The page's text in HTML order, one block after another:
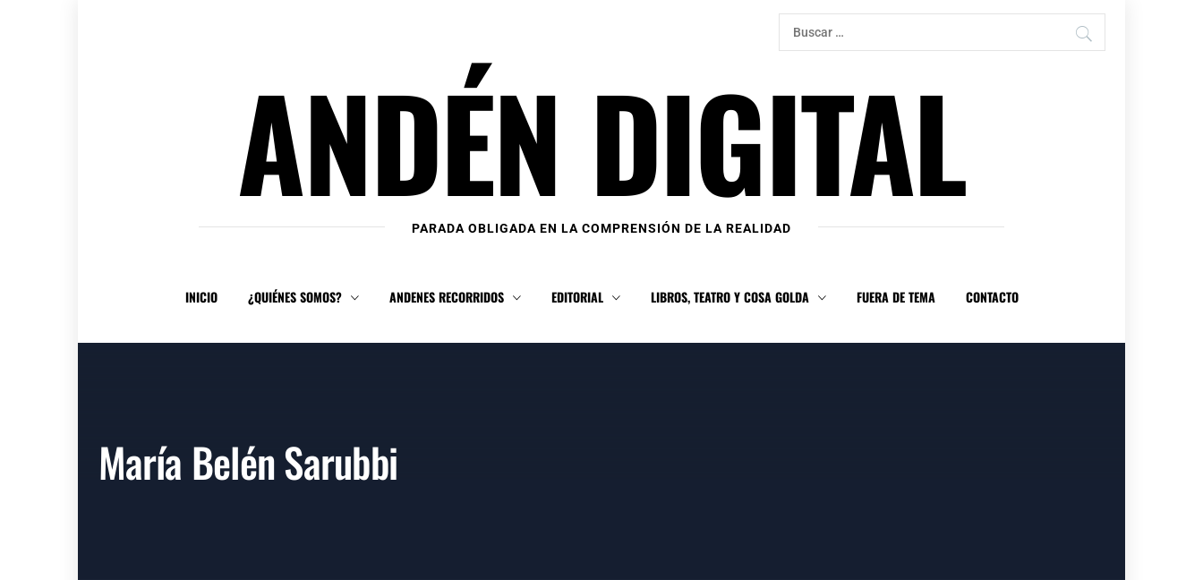
Buscar:
ANDÉN DIGITAL
PARADA OBLIGADA EN LA COMPRENSIÓN DE LA REALIDAD
INICIO ¿QUIÉNES SOMOS? ANDENES RECORRIDOS EDITORIAL LIBROS, TEATRO Y COSA GOLDA FUERA DE TEMA CONTACTO
María Belén Sarubbi